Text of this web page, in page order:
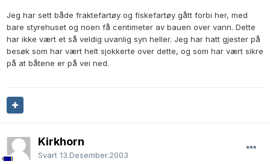
Jeg har sett både fraktefartøy og fiskefartøy gått forbi her, med
bare styrehuset og noen få centimeter av bauen over vann. Dette
har ikke vært et så veldig uvanlig syn heller. Jeg har hatt gjester på
besøk som har vært helt sjokkerte over dette, og som har vært sikre
på at båtene er på vei ned.
Kirkhorn
Svart 13.Desember.2003